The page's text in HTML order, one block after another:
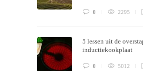
0 2295
5 lessen uit de
inductiekookplaat
0 5012